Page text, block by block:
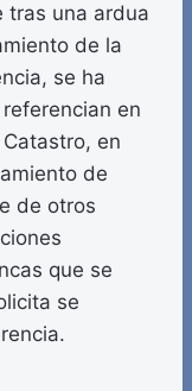
tras una ardua
de la
se ha
en
en
de
de otros
que se
se